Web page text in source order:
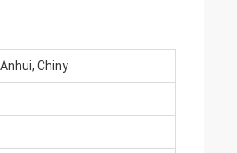
Chiny